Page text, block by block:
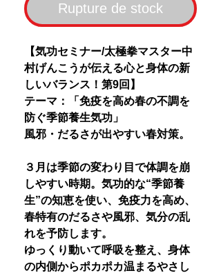
Rupture de stock
【気功セミナー/太極拳マスター中
村げんこうが伝える心と身体の新
しいバランス！第9回】
テーマ：「免疫を高め春の不調を
防ぐ季節養生気功」
風邪・だるさが出やすい春対策。
３月は季節の変わり目で体調を崩
しやすい時期。気功的な“季節養
生”の知恵を使い、免疫力を高め、
春特有のだるさや風邪、気分の乱
れを予防します。
ゆっくり動いて呼吸を整え、身体
の内側からポカポカ温まるやさし